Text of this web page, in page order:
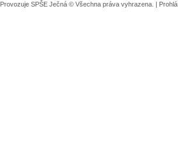
Provozuje SPŠE Ječná © Všechna práva vyhrazena. |